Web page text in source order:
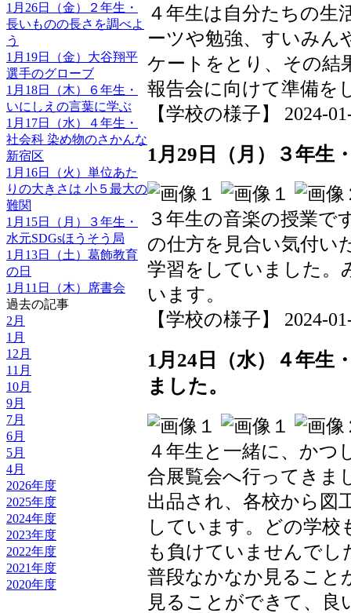
1月26日（金）２年生・
長いものの長さを調べよ
う
1月19日（金）大谷翔平
選手のグローブ
1月18日（木）６年生・
いにしえの言葉に学ぶ
1月17日（水）４年生・
社会科 染め物のさかんな
新宿区
1月16日（火）単位あた
りの大きさは 小５最大の
難関
1月15日（月）３年生・
水元SDGsほうそう局
1月13日（土）葛飾教育
の日
1月11日（木）席書会
過去の記事
2月
1月
12月
11月
10月
9月
7月
6月
5月
4月
2026年度
2025年度
2024年度
2023年度
2022年度
2021年度
2020年度
４年生は自分たちの生
ーツや勉強、すいみん
ケートをとり、その結
報告会に向けて準備を
【学校の様子】 2024-
1月29日（月）３年生
３年生の音楽の授業で
の仕方を見合い気付い
学習をしていました。
います。
【学校の様子】 2024-
1月24日（水）４年生
ました。
４年生と一緒に、かつ
合展覧会へ行ってきま
出品され、各校から図
しています。どの学校
も負けていませんでし
普段なかなか見ること
見ることができて、良